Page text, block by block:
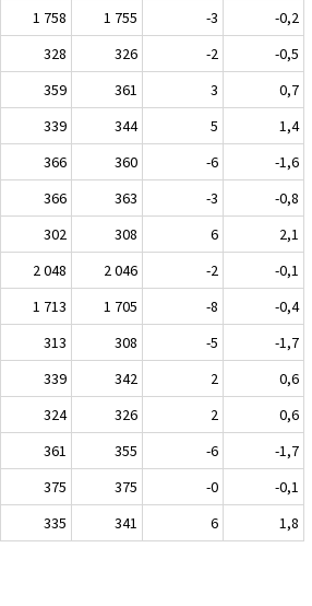
1 758 1 755 -3
-0,2
328 326 -2
-0,5
359 361 3
0,7
339 344 5
1,4
366 360 -6
-1,6
366 363 -3
-0,8
302 308 6
2,1
2 048 2 046 -2
-0,1
1 713 1 705 -8
-0,4
313 308 -5
-1,7
339 342 2
0,6
324 326 2
0,6
361 355 -6
-1,7
375 375 -0
-0,1
335 341 6 1,8